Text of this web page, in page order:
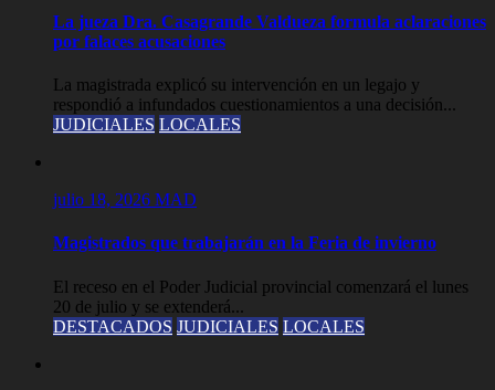
La jueza Dra. Casagrande Valdueza formula aclaraciones
por falaces acusaciones
La magistrada explicó su intervención en un legajo y
respondió a infundados cuestionamientos a una decisión...
JUDICIALES LOCALES
julio 18, 2026 MAD
Magistrados que trabajarán en la Feria de invierno
El receso en el Poder Judicial provincial comenzará el lunes
20 de julio y se extenderá...
DESTACADOS JUDICIALES LOCALES